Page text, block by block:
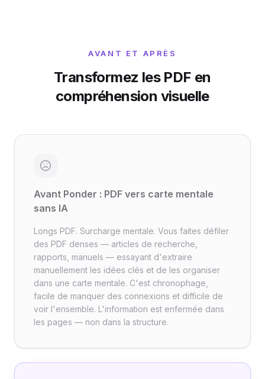
AVANT ET APRÈS
Transformez les PDF en
compréhension visuelle
Avant Ponder : PDF vers carte mentale
sans IA
Longs PDF. Surcharge mentale. Vous faites défiler
des PDF denses — articles de recherche,
rapports, manuels — essayant d'extraire
manuellement les idées clés et de les organiser
dans une carte mentale. C'est chronophage,
facile de manquer des connexions et difficile de
voir l'ensemble. L'information est enfermée dans
les pages — non dans la structure.